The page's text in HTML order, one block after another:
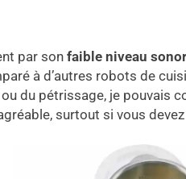
par son faible niveau
à d’autres robots de
du pétrissage, je pouvais
surtout si vous